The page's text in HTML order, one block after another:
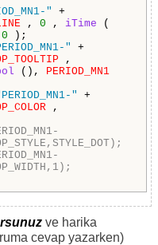
"
+
, 0 , iTime (
0 );
"
+
,
(),
PERIOD_MN1
"
+
,
ve harika
cevap yazarken)